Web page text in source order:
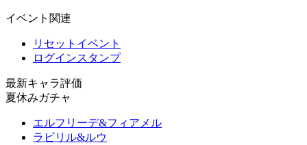
イベント関連
リセットイベント
ログインスタンプ
最新キャラ評価
夏休みガチャ
エルフリーデ&フィアメル
ラビリル&ルウ